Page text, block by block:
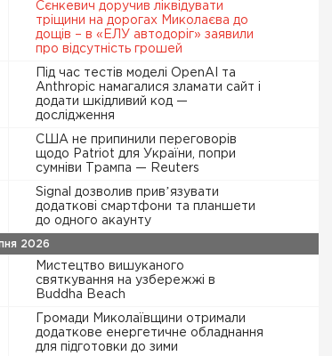
Сєнкевич доручив ліквідувати
тріщини на дорогах Миколаєва до
дощів – в «ЕЛУ автодоріг» заявили
про відсутність грошей
Під час тестів моделі OpenAI та
Anthropic намагалися зламати сайт і
додати шкідливий код —
дослідження
США не припинили переговорів
щодо Patriot для України, попри
сумніви Трампа — Reuters
Signal дозволив привʼязувати
додаткові смартфони та планшети
до одного акаунту
2026
Мистецтво вишуканого
святкування на узбережжі в
Buddha Beach
Громади Миколаївщини отримали
додаткове енергетичне обладнання
для підготовки до зими